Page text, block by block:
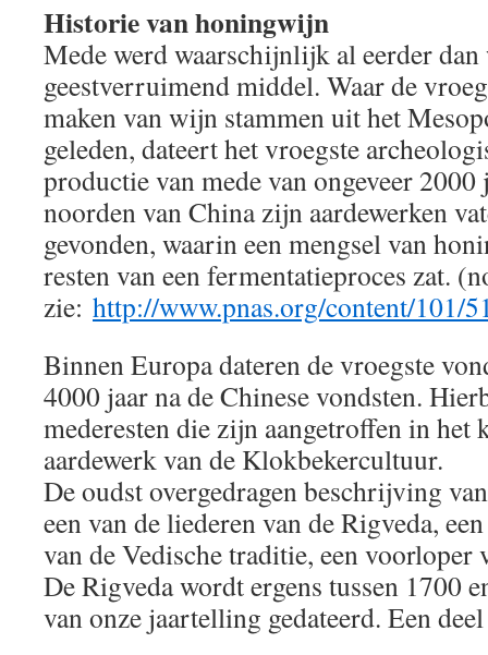
Historie van honingwijn
Mede werd waarschijnlijk al eerder
geestverruimend middel. Waar de
maken van wijn stammen uit het
geleden, dateert het vroegste
productie van mede van ongeveer 2000
noorden van China zijn aardewerken
gevonden, waarin een mengsel van
resten van een fermentatieproces zat.
zie: http://www.pnas.org/content/101/
Binnen Europa dateren de vroegste
4000 jaar na de Chinese vondsten.
mederesten die zijn aangetroffen in het
aardewerk van de Klokbekercultuur.
De oudst overgedragen beschrijving
een van de liederen van de Rigveda,
van de Vedische traditie, een voorloper
De Rigveda wordt ergens tussen 1700
van onze jaartelling gedateerd. Een